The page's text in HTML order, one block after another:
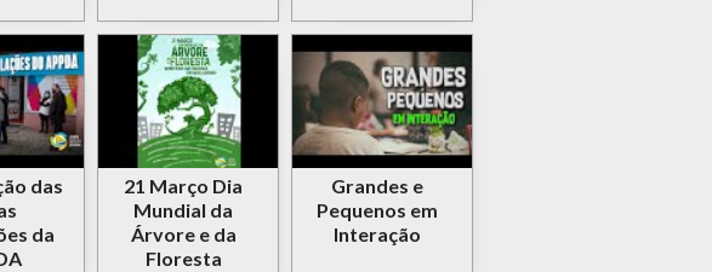
das
da
21 Março Dia
Mundial da
Árvore e da
Floresta
Grandes e
Pequenos em
Interação